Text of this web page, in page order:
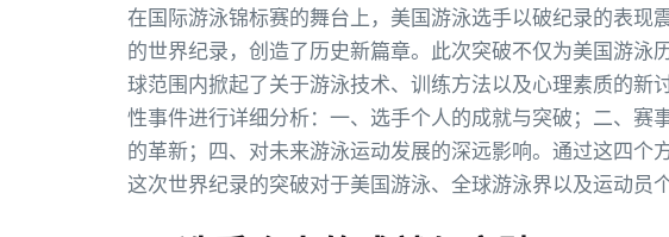
在国际游泳锦标赛的舞台上，美国游泳选手以破纪录的表现
的世界纪录，创造了历史新篇章。此次突破不仅为美国游泳
球范围内掀起了关于游泳技术、训练方法以及心理素质的新
性事件进行详细分析：一、选手个人的成就与突破；二、赛
的革新；四、对未来游泳运动发展的深远影响。通过这四个
这次世界纪录的突破对于美国游泳、全球游泳界以及运动员